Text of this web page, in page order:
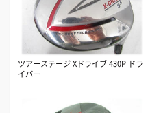
ツアーステージ Xドライブ 430P ドラ
イバー